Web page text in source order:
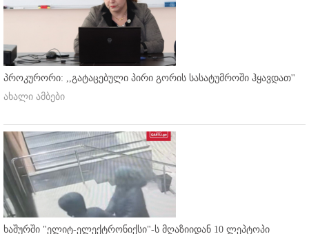
პროკურორი: ,,გატაცებული პირი გორის სასატუმროში ჰყავდათ''
ახალი ამბები
ხაშურში "ელიტ-ელექტრონიქსი"-ს მღაზიიდან 10 ლეპტოპი